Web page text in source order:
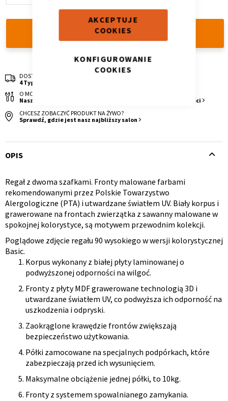
AKCEPTUJE
COOKIES
KONFIGUROWANIE
COOKIES
DODAJ DO KOSZYKA
DOSTAWA
4 Tygodnie
O MONTAŻ SIĘ NIE MARTW!
Nasza ekipa wykona go za Ciebie. Sprawdź dostępne możliwości
CHCESZ ZOBACZYĆ PRODUKT NA ŻYWO?
Sprawdź, gdzie jest nasz najbliższy salon
OPIS
Opis
produktu
Regał z dwoma szafkami. Fronty malowane farbami
rekomendowanymi przez Polskie Towarzystwo
Alergologiczne (PTA) i utwardzane światłem UV. Biały korpus i
grawerowane na frontach zwierzątka z sawanny malowane w
spokojnej kolorystyce, są motywem przewodnim kolekcji.
Poglądowe zdjęcie regału 90 wysokiego w wersji kolorystycznej
Basic.
Korpus wykonany z białej płyty laminowanej o
podwyższonej odporności na wilgoć.
Fronty z płyty MDF grawerowane technologią 3D i
utwardzane światłem UV, co podwyższa ich odporność na
uszkodzenia i odpryski.
Zaokrąglone krawędzie frontów zwiększają
bezpieczeństwo użytkowania.
Półki zamocowane na specjalnych podpórkach, które
zabezpieczają przed ich wysunięciem.
Maksymalne obciążenie jednej półki, to 10kg.
Fronty z systemem spowalnianego zamykania.
Krzesło i fotel Wszystkie meble